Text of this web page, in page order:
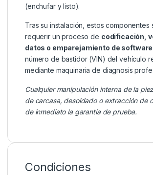
(enchufar y listo).
Tras su instalación, estos componentes
requerir un proceso de codificación,
datos o emparejamiento de software
número de bastidor (VIN) del vehículo
mediante maquinaria de diagnosis
Cualquier manipulación interna de la
de carcasa, desoldado o extracción de
de inmediato la garantía de prueba.
Condiciones